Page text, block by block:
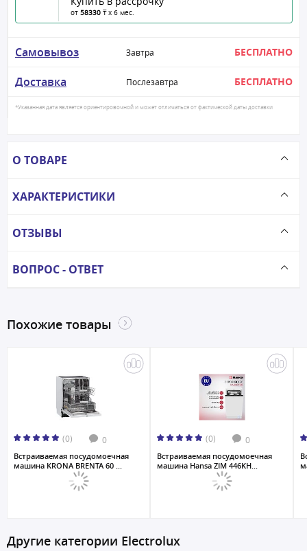
от 58330 ₸ x 6 мес.
Самовывоз Завтра БЕСПЛАТНО
Доставка Послезавтра БЕСПЛАТНО
*Указанная дата является ориентировочной и может отличаться от фактической даты доставки
О ТОВАРЕ
ХАРАКТЕРИСТИКИ
ОТЗЫВЫ
ВОПРОС - ОТВЕТ
Похожие товары
(0) 0
Встраиваемая посудомоечная
машина KRONA BRENTA 60 ...
(0) 0
Встраиваемая посудомоечная
машина Hansa ZIM 446KH...
Другие категории Electrolux